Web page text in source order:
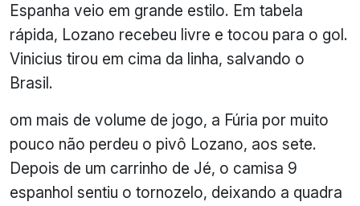
Espanha veio em grande estilo. Em tabela
rápida, Lozano recebeu livre e tocou para o gol.
Vinicius tirou em cima da linha, salvando o
Brasil.
om mais de volume de jogo, a Fúria por muito
pouco não perdeu o pivô Lozano, aos sete.
Depois de um carrinho de Jé, o camisa 9
espanhol sentiu o tornozelo, deixando a quadra